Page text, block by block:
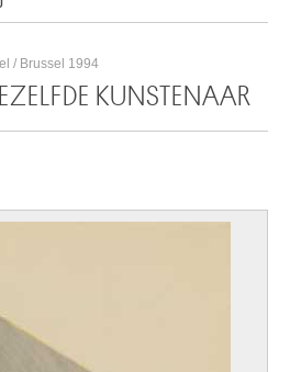
/ Brussel 1994
KUNSTENAAR